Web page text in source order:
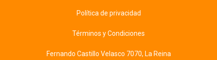
Política de privacidad
Términos y Condiciones
Fernando Castillo Velasco 7070, La Reina